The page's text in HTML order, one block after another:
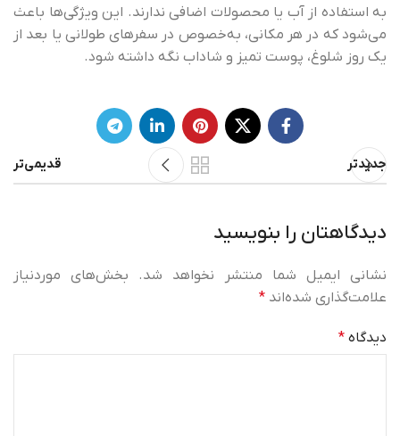
به استفاده از آب یا محصولات اضافی ندارند. این ویژگی‌ها باعث
می‌شود که در هر مکانی، به‌خصوص در سفرهای طولانی یا بعد از
یک روز شلوغ، پوست تمیز و شاداب نگه داشته شود.
جدیدتر قدیمی‌تر
دیدگاهتان را بنویسید
نشانی ایمیل شما منتشر نخواهد شد.
بخش‌های موردنیاز
علامت‌گذاری شده‌اند *
دیدگاه *